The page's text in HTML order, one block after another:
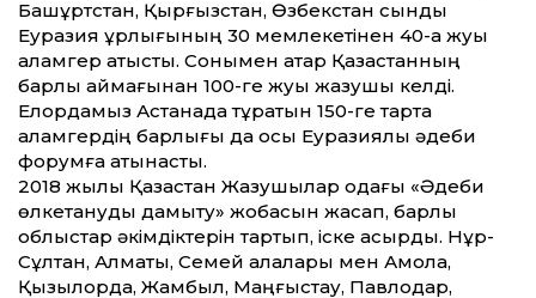
Башқұртстан, Қырғызстан, Өзбекстан сынды
Еуразия құрлығының 30 мемлекетінен 40-қа жуық
қаламгер қатысты. Сонымен қатар Қазақстанның
барлық аймағынан 100-ге жуық жазушы келді.
Елордамыз Астанада тұратын 150-ге тарта
қаламгердің барлығы да осы Еуразиялық әдеби
форумға қатынасты.
2018 жылы Қазақстан Жазушылар одағы «Әдеби
өлкетануды дамыту» жобасын жасап, барлық
облыстар әкімдіктерін тартып, іске асырдық. Нұр-
Сұлтан, Алматы, Семей қалалары мен Ақмола,
Қызылорда, Жамбыл, Маңғыстау, Павлодар,